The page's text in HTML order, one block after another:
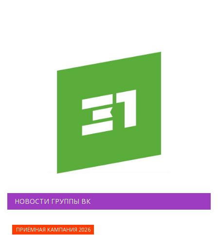
НОВОСТИ ГРУППЫ ВК
ПРИЁМНАЯ КАМПАНИЯ 2026